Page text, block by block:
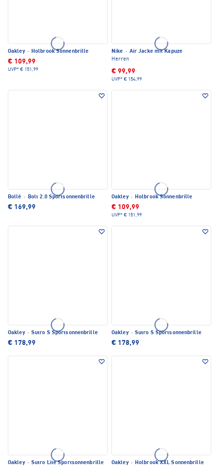
Oakley · Holbrook Sonnenbrille
€ 109,99
UVP* € 151,99
Nike · Air Jacke mit Kapuze
Herren
€ 99,99
UVP* € 154,99
Bollé · Bolt 2.0 Sportsonnenbrille
€ 169,99
Oakley · Holbrook Sonnenbrille
€ 109,99
UVP* € 151,99
Oakley · Sutro S Sportsonnenbrille
€ 178,99
Oakley · Sutro S Sportsonnenbrille
€ 178,99
Oakley · Sutro Lite Sportsonnenbrille Oakley · Holbrook XXL Sonnenbrille